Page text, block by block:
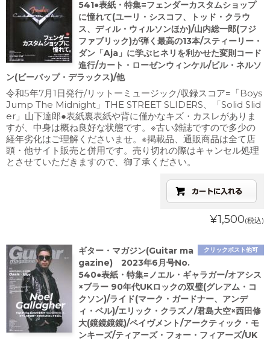
541●表紙・特集=フェンダーカスタムショップ
に憧れて(ユーリ・シスコフ、トッド・クラウ
ス、ディル・ウィルソンほか)/山内総一郎(フジ
ファブリック)が弾く最高の13本/スティーリー・
ダン「Aja」に学ぶヒネリを利かせた変則コード
進行/カート・ローゼンウィンケル/ビル・ネルソ
ン(ビーバップ・デラックス)/他
令和5年7月1日発行/リットーミュージック/収録スコア=「Boys
Jump The Midnight」THE STREET SLIDERS、「Solid Slid
er」山下達郎●表紙裏表紙や背に僅かなキズ・カスレがありま
すが、中身は概ね良好な状態です。※古い雑誌ですので多少の
経年劣化はご理解くださいませ。※掲載品、通販商品は全て店
頭・他サイト販売と併用です。売り切れの際はキャンセル処理
とさせていただきますので、御了承ください。
¥1,500(税込)
クリックポスト他可
ギター・マガジン(Guitar ma
gazine) 2023年6月号No.
540●表紙・特集=ノエル・ギャラガー/オアシス
×ブラー 90年代UKロックの双璧(グレアム・コ
クソン)/ライド(マーク・ガードナー、アンデ
ィ・ベル)/エリック・クラズノ/君島大空×西田修
大(鏡鏡鏡鏡)/ペイヴメント/アークティック・モ
ンキーズ/ティアーズ・フォー・フィアーズ/UK